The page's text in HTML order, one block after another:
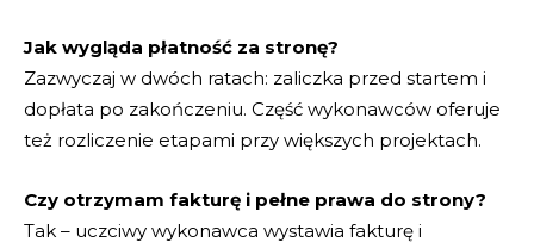
Jak wygląda płatność za stronę?
Zazwyczaj w dwóch ratach: zaliczka przed startem i
dopłata po zakończeniu. Część wykonawców oferuje
też rozliczenie etapami przy większych projektach.
Czy otrzymam fakturę i pełne prawa do strony?
Tak – uczciwy wykonawca wystawia fakturę i